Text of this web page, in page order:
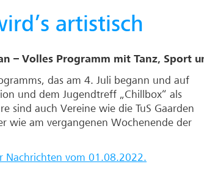
artistisch
– Volles Programm mit Tanz, Sport
das am 4. Juli begann und auf
und dem Jugendtreff „Chillbox“ als
sind auch Vereine wie die TuS Gaarden
wie am vergangenen Wochenende der
Nachrichten vom 01.08.2022.